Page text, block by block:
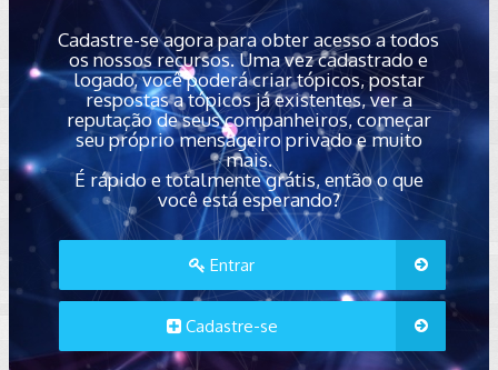
Cadastre-se agora para obter acesso a todos
os nossos recursos. Uma vez cadastrado e
logado, você poderá criar tópicos, postar
respostas a tópicos já existentes, ver a
reputação de seus companheiros, começar
seu próprio mensageiro privado e muito
mais.
É rápido e totalmente grátis, então o que
você está esperando?
Entrar
Cadastre-se